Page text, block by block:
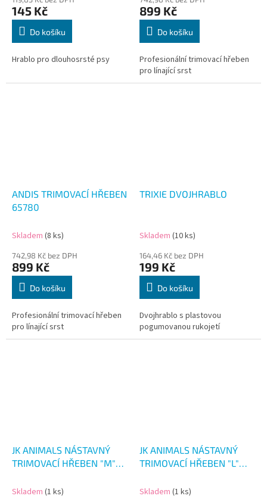
145 Kč
Do košíku
Hrablo pro dlouhosrsté psy
899 Kč
Do košíku
Profesionální trimovací hřeben
pro línající srst
ANDIS TRIMOVACÍ HŘEBEN
65780
Skladem (8 ks)
742,98 Kč bez DPH
899 Kč
Do košíku
Profesionální trimovací hřeben
pro línající srst
TRIXIE DVOJHRABLO
Skladem (10 ks)
164,46 Kč bez DPH
199 Kč
Do košíku
Dvojhrablo s plastovou
pogumovanou rukojetí
JK ANIMALS NÁSTAVNÝ
TRIMOVACÍ HŘEBEN "M"
Skladem (1 ks)
JK ANIMALS NÁSTAVNÝ
TRIMOVACÍ HŘEBEN "L"
Skladem (1 ks)